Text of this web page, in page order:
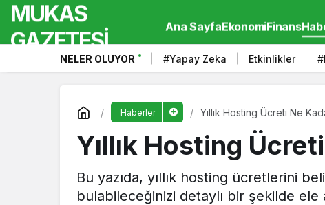
MUKAS
GAZETESİ
Ana SayfaEkonomiFinans
NELER OLUYOR #Yapay Zeka Etkinlikler
Haberler Yıllık Hosting Ücreti Ne
Yıllık Hosting
Bu yazıda, yıllık hosting ücretlerini
bulabileceğinizi detaylı bir şekilde ele